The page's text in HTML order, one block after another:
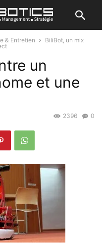
& Entretien
BiliBot, un mix
un
et une
0
2396